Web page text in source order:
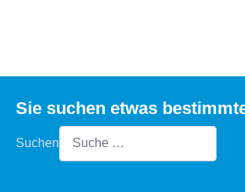
Sie suchen etwas
Suchen